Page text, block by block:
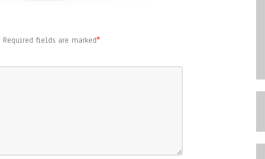
Required fields are marked*